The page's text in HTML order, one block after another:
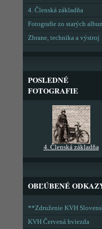
4. Členská základňa
Fotografie zo starých
Zbrane, technika a výstroj
POSLEDNÉ
FOTOGRAFIE
4. Členská základňa
OBĽÚBENÉ
**Združenie KVH
KVH Červená hviezda